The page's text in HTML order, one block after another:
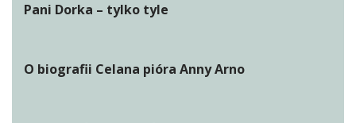
Pani Dorka – tylko tyle
O biografii Celana pióra Anny Arno